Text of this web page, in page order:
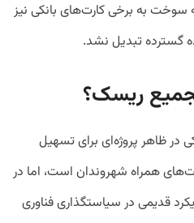
سوخت به برخی کارت‌های بانکی نیز
گسترده تبدیل نشد.
ریسک؟
در ظاهر پروژه‌ای برای تسهیل
همراه شهروندان است، اما در
قدیمی در سیاستگذاری فناوری